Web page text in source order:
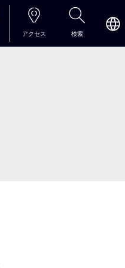
アクセス 検索